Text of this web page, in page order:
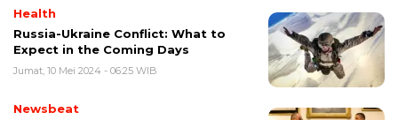
Health
Russia-Ukraine Conflict: What to
Expect in the Coming Days
Jumat, 10 Mei 2024 - 06:25 WIB
Newsbeat